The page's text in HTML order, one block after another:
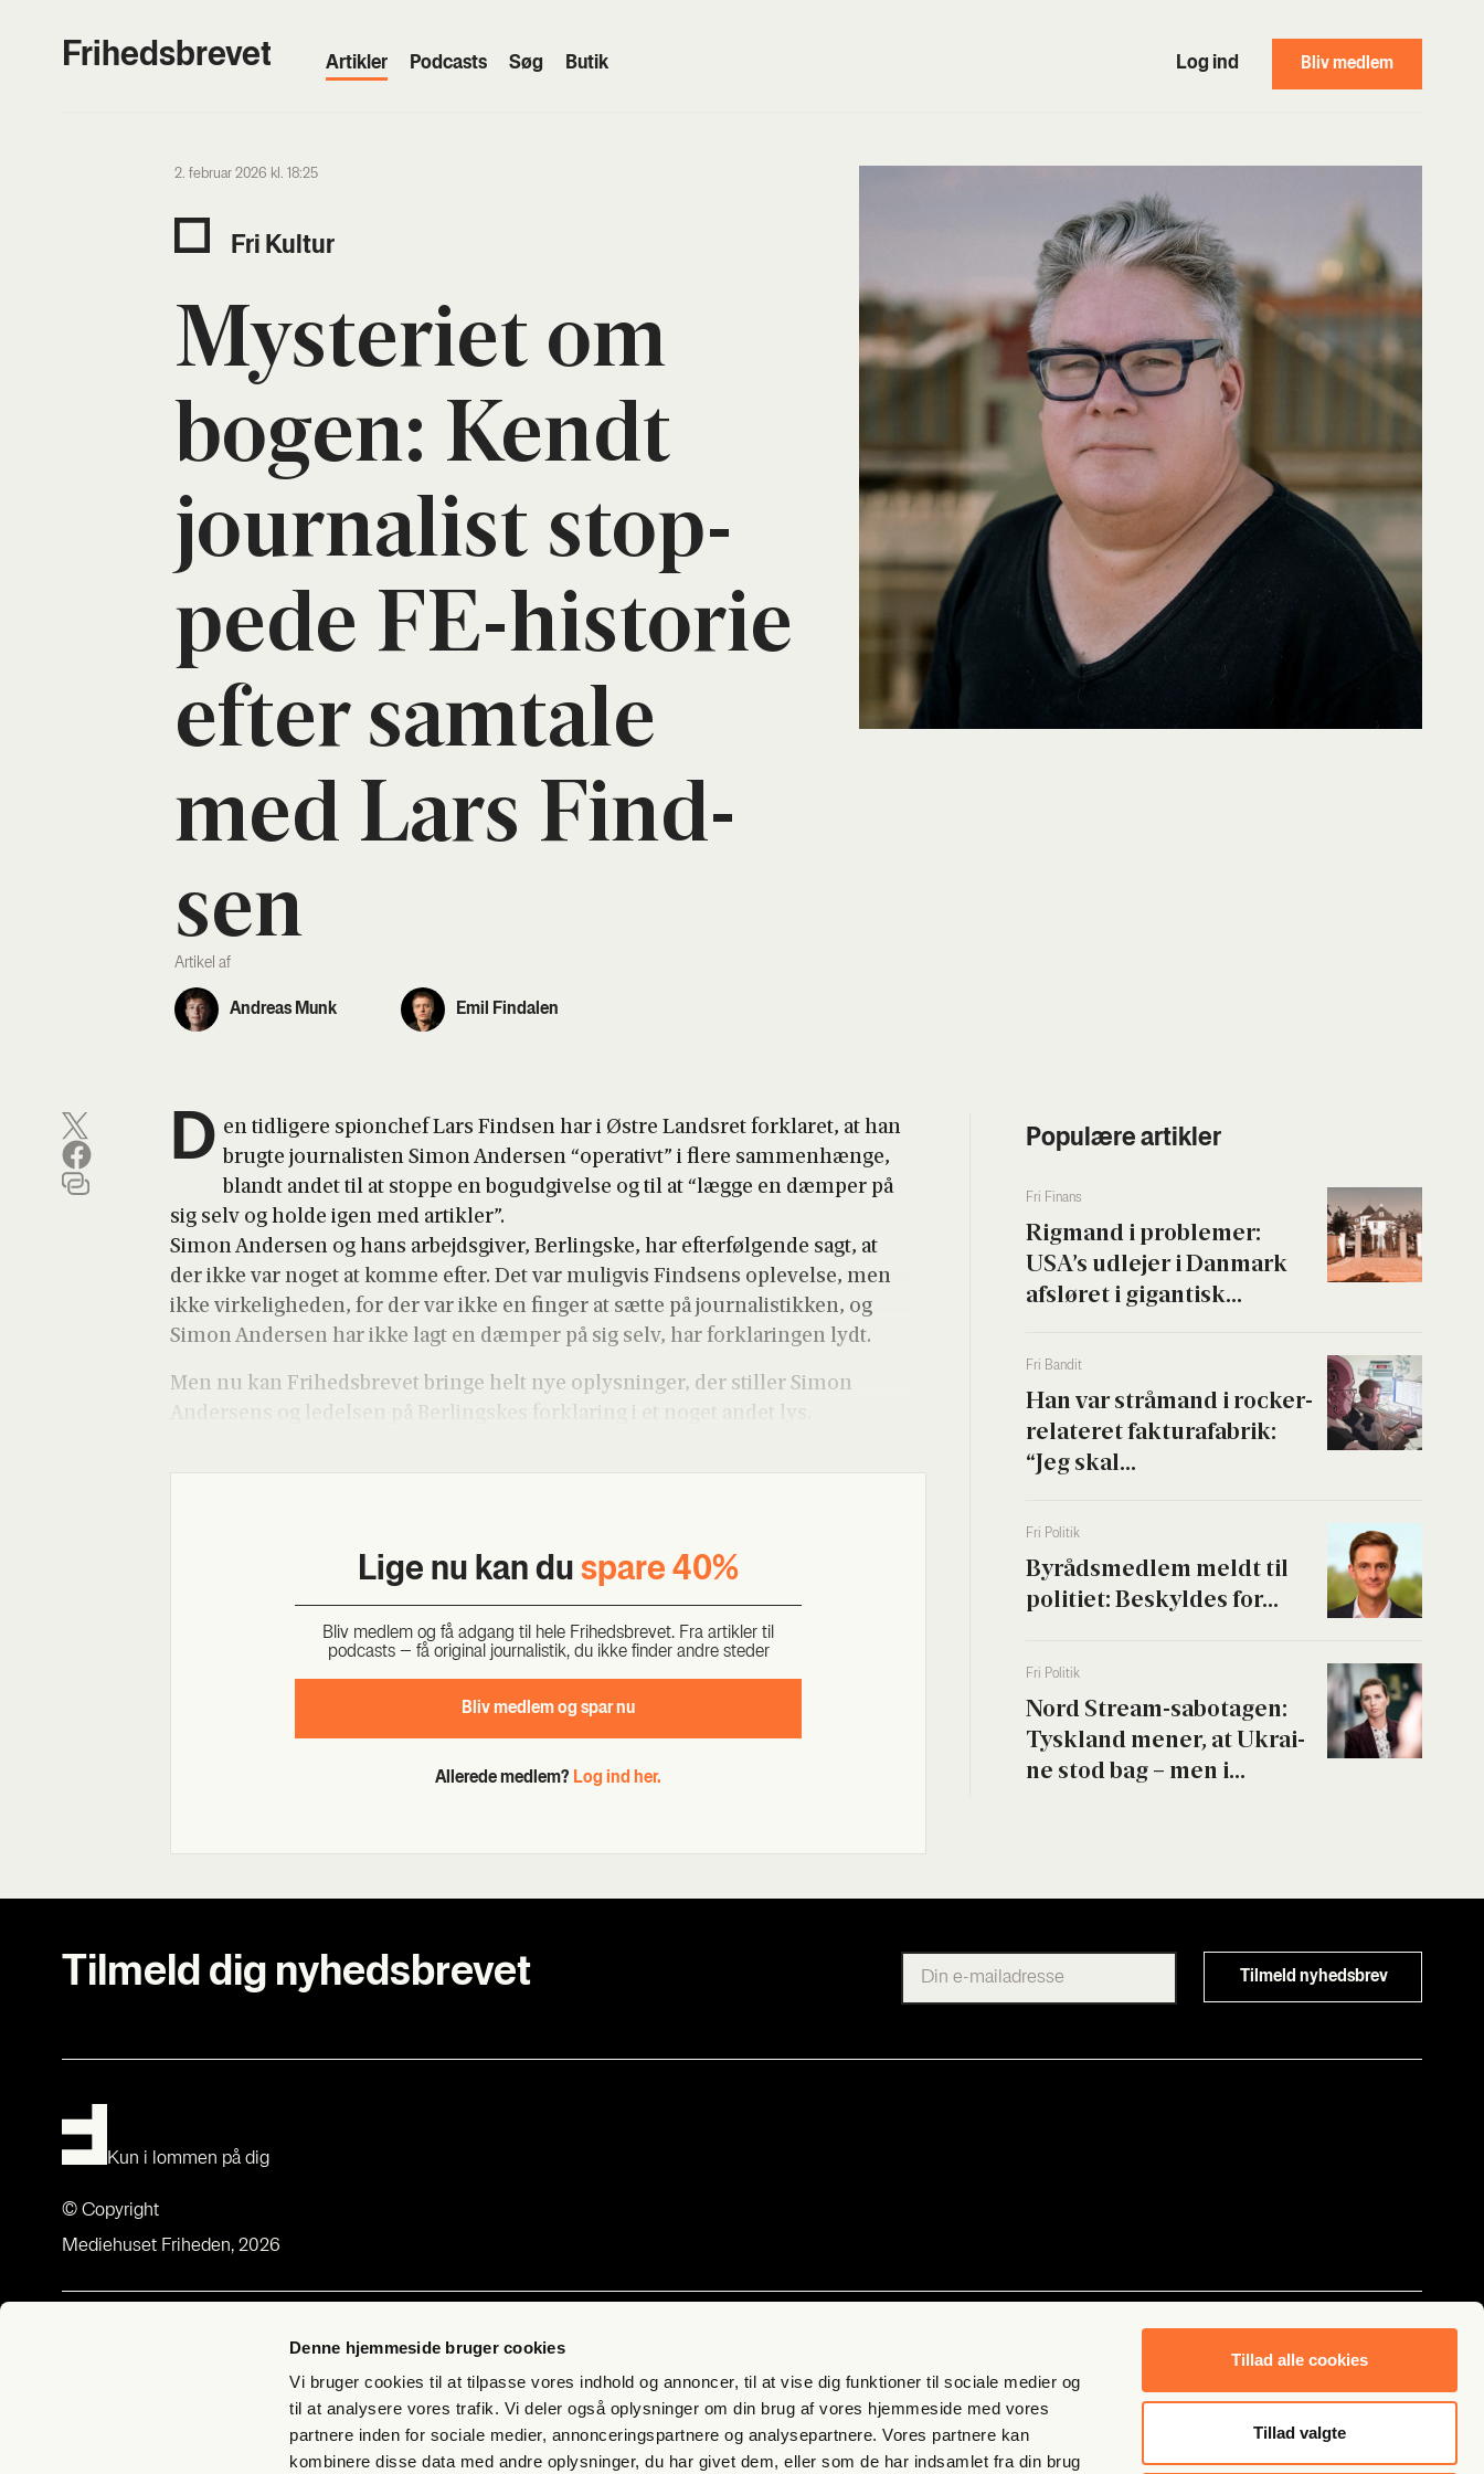
Denne hjemmeside bruger cookies
Vi bruger cookies til at tilpasse vores indhold og annoncer, til at vise dig funktioner til sociale medier og
til at analysere vores trafik. Vi deler også oplysninger om din brug af vores hjemmeside med vores
partnere inden for sociale medier, annonceringspartnere og analysepartnere. Vores partnere kan
kombinere disse data med andre oplysninger, du har givet dem, eller som de har indsamlet fra din brug
Tillad alle cookies
Tillad valgte
Frihedsbrevet Artik­ler Podcasts Søg Butik Log ind Bliv medlem
2. februar 2026 kl. 18:25
Fri Kul­tur
Myste­ri­et om
bogen: Kendt
jour­na­list stop­
pe­de FE-histo­rie
efter sam­ta­le
med Lars Find­
sen
Artikel af
Andreas Munk Emil Findalen
D en tid­li­ge­re spionchef Lars Find­sen har i Østre Lands­ret for­kla­ret, at han
brug­te jour­na­li­sten Simon Ander­sen “ope­ra­tivt” i fle­re sam­men­hæn­ge,
blandt andet til at stop­pe en bog­ud­gi­vel­se og til at “læg­ge en dæm­per på
sig selv og hol­de igen med artik­ler”.
Simon Ander­sen og hans arbejds­gi­ver, Ber­ling­s­ke, har efter­føl­gen­de sagt, at
der ikke var noget at kom­me efter. Det var mulig­vis Find­sens ople­vel­se, men
ikke vir­ke­lig­he­den, for der var ikke en fin­ger at sæt­te på jour­na­li­stik­ken, og
Simon Ander­sen har ikke lagt en dæm­per på sig selv, har for­kla­rin­gen lydt.
Men nu kan Fri­heds­bre­vet brin­ge helt nye oplys­nin­ger, der stil­ler Simon
Ander­sens og ledel­sen på Ber­ling­s­kes for­kla­ring i et noget andet lys.
Lige nu kan du spa­re 40%
Bliv med­lem og få adgang til hele Fri­heds­bre­vet. Fra artik­ler til
podcasts – få ori­gi­nal jour­na­li­stik, du ikke fin­der andre ste­der
Bliv med­lem og spar nu
Allerede medlem? Log ind her.
Populære artikler
Fri Finans
Rig­mand i pro­ble­mer:
USA’s udle­jer i Dan­mark
afslø­ret i gigan­tisk...
Fri Ban­dit
Han var strå­mand i rock­er­
re­la­te­ret fak­tura­fa­brik:
“Jeg skal...
Fri Poli­tik
Byrå­ds­med­lem meldt til
poli­ti­et: Beskyl­des for...
Fri Poli­tik
Nord Stream-sabo­ta­gen:
Tys­kland mener, at Ukrai­
ne stod bag – men i...
Tilmeld dig nyhedsbrevet
Butik Fri­heds­bre­vet
Bliv Lyg­te­mand
Send et tip
Kon­takt os
Følg os
Kun i lommen på dig
Mediehuset Friheden, 2026
© Copyright